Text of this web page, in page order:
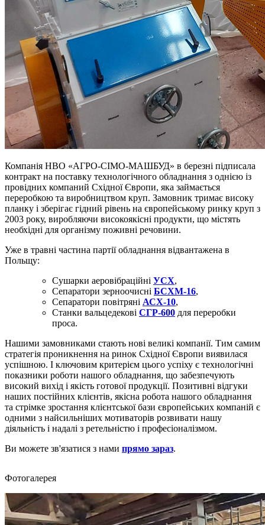
Компанія НВО «АГРО-СІМО-МАШБУД» в березні підписала
контракт на поставку технологічного обладнання з однією із
провідних компаний Східної Європи, яка займається
переробкою та виробництвом круп. Замовник тримає високу
планку і зберігає гідний рівень на європейському ринку круп з
2003 року, виробляючи високоякісні продукти, що містять
необхідні для організму поживні речовини.
Уже в травні частина партії обладнання відвантажена в
Польщу:
Сушарки аеровібраційні УСХ,
Сепаратори зерноочисні БСХМ-16,
Сепаратори повітряні АСХ-10,
Станки вальцедекові СГР-600 для переробки
проса.
Нашими замовниками стають нові великі компанії. Тим самим
стратегія проникнення на ринок Східної Європи виявилася
успішною. І ключовим критерієм цього успіху є технологічні
показники роботи нашого обладнання, що забезпечують
високий вихід і якість готової продукції. Позитивні відгуки
наших постійних клієнтів, якісна робота нашого обладнання
та стрімке зростання клієнтської бази європейських компаній є
одними з найсильніших мотиваторів розвивати нашу
діяльність і надалі з ретельністю і професіоналізмом.
Ви можете зв'язатися з нами прямо зараз.
Фотогалерея